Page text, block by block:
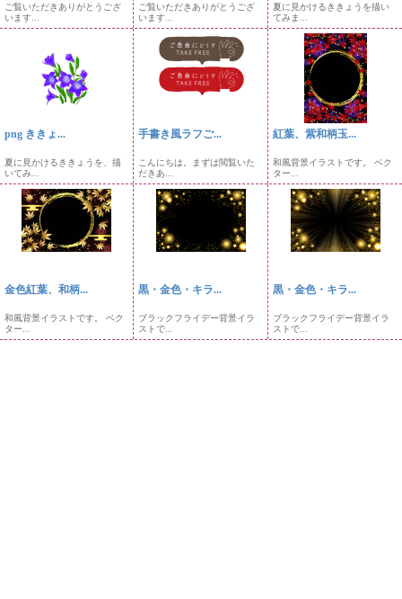
ご覧いただきありがとうござ
います...
ご覧いただきありがとうござ
います...
夏に見かけるききょうを描い
てみま...
png ききょ...
夏に見かけるききょうを、描
いてみ...
手書き風ラフご...
こんにちは。まずは閲覧いた
だきあ...
紅葉、紫和柄玉...
和風背景イラストです。 ベク
ター...
金色紅葉、和柄...
和風背景イラストです。 ベク
ター...
黒・金色・キラ...
ブラックフライデー背景イラ
ストで...
黒・金色・キラ...
ブラックフライデー背景イラ
ストで...